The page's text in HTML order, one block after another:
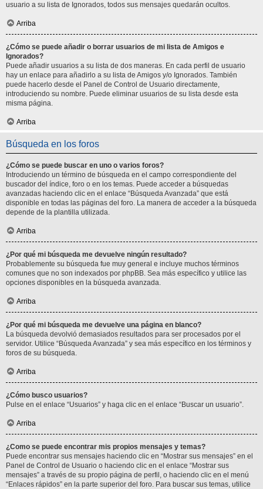
usuario a su lista de Ignorados, todos sus mensajes quedarán ocultos.
Arriba
¿Cómo se puede añadir o borrar usuarios de mi lista de Amigos e
Ignorados?
Puede añadir usuarios a su lista de dos maneras. En cada perfil de usuario
hay un enlace para añadirlo a su lista de Amigos y/o Ignorados. También
puede hacerlo desde el Panel de Control de Usuario directamente,
introduciendo su nombre. Puede eliminar usuarios de su lista desde esta
misma página.
Arriba
Búsqueda en los foros
¿Cómo se puede buscar en uno o varios foros?
Introduciendo un término de búsqueda en el campo correspondiente del
buscador del índice, foro o en los temas. Puede acceder a búsquedas
avanzadas haciendo clic en el enlace “Búsqueda Avanzada” que está
disponible en todas las páginas del foro. La manera de acceder a la búsqueda
depende de la plantilla utilizada.
Arriba
¿Por qué mi búsqueda me devuelve ningún resultado?
Probablemente su búsqueda fue muy general e incluye muchos términos
comunes que no son indexados por phpBB. Sea más específico y utilice las
opciones disponibles en la búsqueda avanzada.
Arriba
¿Por qué mi búsqueda me devuelve una página en blanco?
La búsqueda devolvió demasiados resultados para ser procesados por el
servidor. Utilice “Búsqueda Avanzada” y sea más específico en los términos y
foros de su búsqueda.
Arriba
¿Cómo busco usuarios?
Pulse en el enlace “Usuarios” y haga clic en el enlace “Buscar un usuario”.
Arriba
¿Como se puede encontrar mis propios mensajes y temas?
Puede encontrar sus mensajes haciendo clic en “Mostrar sus mensajes” en el
Panel de Control de Usuario o haciendo clic en el enlace “Mostrar sus
mensajes” a través de su propio página de perfil, o haciendo clic en el menú
“Enlaces rápidos” en la parte superior del foro. Para buscar sus temas, utilice